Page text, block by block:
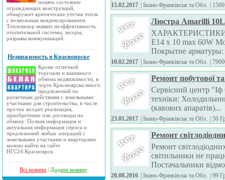
15.02.2017 | Івано-Франківськ та Обл.
Люстра Amarilli
ХАРАКТЕРИСТИКИ
E14 x 10 max 60W
Покрытие арматуры:
10.02.2017 | Івано-Франківськ та Обл.
Ремонт побутової
Сервісний центр "Іф
техніки:
(кавових апаратів)...
23.01.2017 | Івано-Франківськ та Обл. 50
Ремонт
Ремонт
світильники не
Постачальники
20.08.2016 | Івано-Франківськ та Обл. 99
понять состояние
ограждающих конструкций,
обнаружит критические утечки тепла
с возможным конденсированием.
Тепловизор выявит неэффективность
отопительной системы, засоры,
разрывы коммуникаций.
Недвижимость в Красноярске
Кроме отличной
торговли и взаимного
обмена недвижимости, в
черте Красноярска много
предложений по
различным действиям с земельными
участками для строительства, в числе
прочих входит реализация,
приобретение или договоры по
обмену. Полная информация и
актуальная информация спроса и
предложений любых операций с
земельными участками и квартирами
можно найти на сайте
НГС24.Красноярск.
Всі новини | Додати новину